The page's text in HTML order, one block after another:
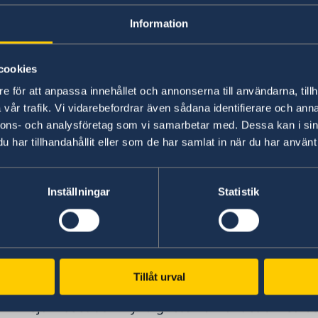
Information
för att anpassa innehållet och annonserna till användarna,
trafik. Vi vidarebefordrar även sådana identifierare och
och analysföretag som vi samarbetar med. Dessa kan i
har tillhandahållit eller som de har samlat in när du har
Inställningar Statistik
Tillåt urval
Ambassaden kan hjälpa dig kontakta
Din hemförsäkring innehåller oftast en
avresa. Du kan också ha tecknat en
reseförsäkring ersätter vanligen kostnader för
Vad kan UD och
Om du inte själv kan kontakta ditt
kontaktar närmaste ambassad. Dina
att undersöka om det finns en giltig
till larmcentralen som fortsätter hantera
Om du saknar en giltig försäkring kan
sjukhuset och myndigheterna i landet om så